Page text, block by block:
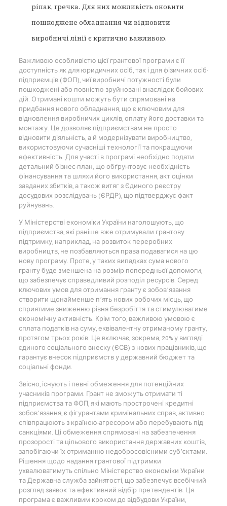
ріпак, гречка. Для них можливість оновити
пошкоджене обладнання чи відновити
виробничі лінії є критично важливою.
Важливою особливістю цієї грантової програми є її
доступність як для юридичних осіб, так і для фізичних осіб-
підприємців (ФОП), чиї виробничі потужності були
пошкоджені або повністю зруйновані внаслідок бойових
дій. Отримані кошти можуть бути спрямовані на
придбання нового обладнання, що є ключовим для
відновлення виробничих циклів, оплату його доставки та
монтажу. Це дозволяє підприємствам не просто
відновити діяльність, а й модернізувати виробництво,
використовуючи сучасніші технології та покращуючи
ефективність. Для участі в програмі необхідно подати
детальний бізнес-план, що обґрунтовує необхідність
фінансування та шляхи його використання, акт оцінки
завданих збитків, а також витяг з Єдиного реєстру
досудових розслідувань (ЄРДР), що підтверджує факт
руйнувань.
У Міністерстві економіки України наголошують, що
підприємства, які раніше вже отримували грантову
підтримку, наприклад, на розвиток переробних
виробництв, не позбавляються права подаватися на цю
нову програму. Проте, у таких випадках сума нового
гранту буде зменшена на розмір попередньої допомоги,
що забезпечує справедливий розподіл ресурсів. Серед
ключових умов для отримання гранту є зобов’язання
створити щонайменше п’ять нових робочих місць, що
сприятиме зниженню рівня безробіття та стимулюватиме
економічну активність. Крім того, важливою умовою є
сплата податків на суму, еквівалентну отриманому гранту,
протягом трьох років. Це включає, зокрема, 20% у вигляді
єдиного соціального внеску (ЄСВ) з нових працівників, що
гарантує внесок підприємств у державний бюджет та
соціальні фонди.
Звісно, існують і певні обмеження для потенційних
учасників програми. Грант не зможуть отримати ті
підприємства та ФОП, які мають прострочені кредитні
зобов’язання, є фігурантами кримінальних справ, активно
співпрацюють з країною-агресором або перебувають під
санкціями. Ці обмеження спрямовані на забезпечення
прозорості та цільового використання державних коштів,
запобігаючи їх отриманню недобросовісними суб’єктами.
Рішення щодо надання грантової підтримки
ухвалюватимуть спільно Міністерство економіки України
та Державна служба зайнятості, що забезпечує всебічний
розгляд заявок та ефективний відбір претендентів. Ця
програма є важливим кроком до відбудови України,